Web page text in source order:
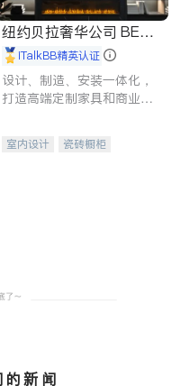
纽约贝拉奢华公司 BELL
A LUXE
iTalkBB精英认证
设计、制造、安装一体化，
打造高端定制家具和商业空
室内设计
瓷砖橱柜
新闻